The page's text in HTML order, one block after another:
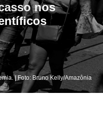
nos
| Foto: Bruno Kelly/Amazônia